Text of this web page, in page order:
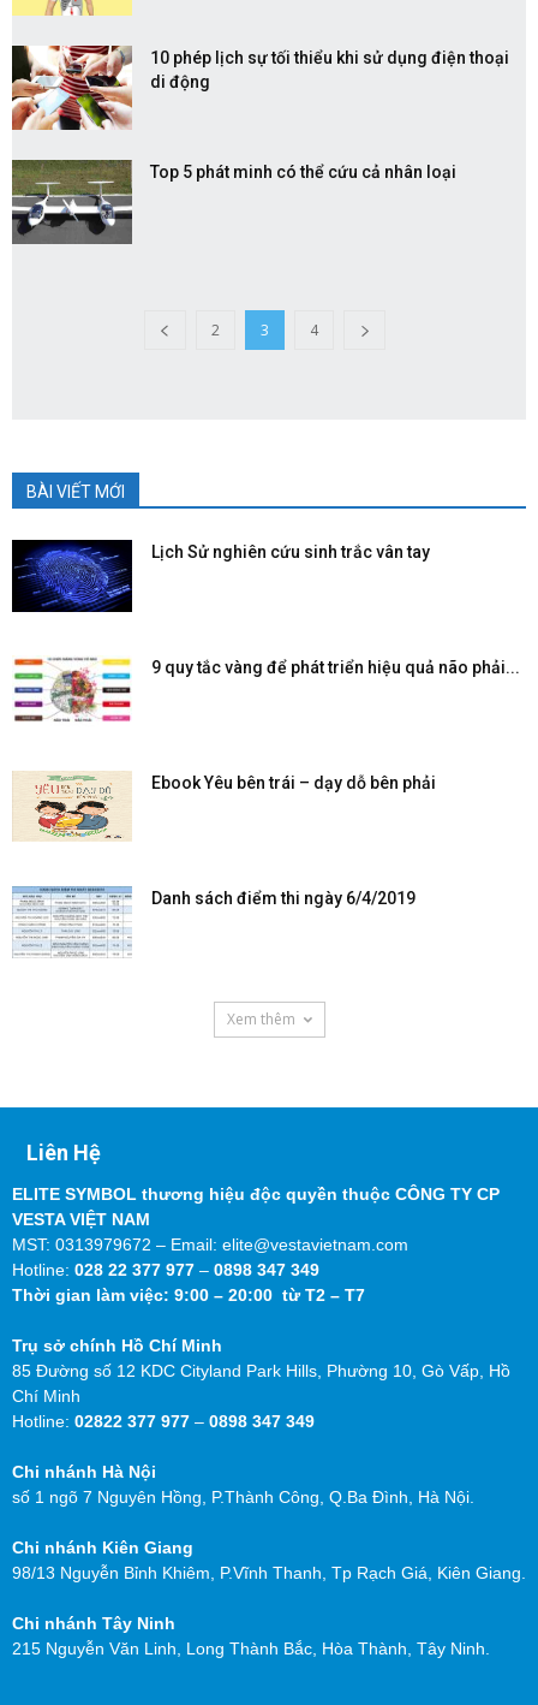
10 phép lịch sự tối thiểu khi sử dụng điện thoại
di động
Top 5 phát minh có thể cứu cả nhân loại
2 3 4
BÀI VIẾT MỚI
Lịch Sử nghiên cứu sinh trắc vân tay
9 quy tắc vàng để phát triển hiệu quả não phải...
Ebook Yêu bên trái – dạy dỗ bên phải
Danh sách điểm thi ngày 6/4/2019
Xem thêm
Liên Hệ
ELITE SYMBOL thương hiệu độc quyền thuộc CÔNG TY CP
VESTA VIỆT NAM
MST: 0313979672 – Email: elite@vestavietnam.com
Hotline: 028 22 377 977 – 0898 347 349
Thời gian làm việc: 9:00 – 20:00 từ T2 – T7
Trụ sở chính Hồ Chí Minh
85 Đường số 12 KDC Cityland Park Hills, Phường 10, Gò Vấp, Hồ
Chí Minh
Hotline: 02822 377 977 – 0898 347 349
Chi nhánh Hà Nội
số 1 ngõ 7 Nguyên Hồng, P.Thành Công, Q.Ba Đình, Hà Nội.
Chi nhánh Kiên Giang
98/13 Nguyễn Bỉnh Khiêm, P.Vĩnh Thanh, Tp Rạch Giá, Kiên Giang.
Chi nhánh Tây Ninh
215 Nguyễn Văn Linh, Long Thành Bắc, Hòa Thành, Tây Ninh.